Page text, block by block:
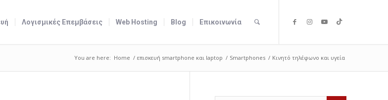
Λογισμικές Επεμβάσεις Web Hosting Blog Επικοινωνία
You are here: Home / επισκευή smartphone και laptop / Smartphones / Κινητό τηλέφωνο και υγεία